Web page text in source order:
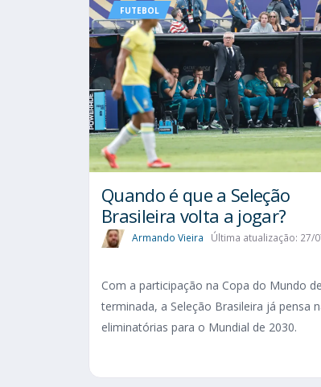
FUTEBOL
Quando é que a Seleção
Brasileira volta a jogar?
Armando Vieira Última atualização: 27/
Com a participação na Copa do Mundo
terminada, a Seleção Brasileira já pensa
eliminatórias para o Mundial de 2030.